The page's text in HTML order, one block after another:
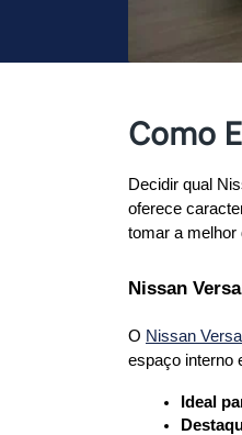
Como
Decidir qual
oferece
tomar a melhor
Nissan
O Nissan Versa
espaço interno
Ideal